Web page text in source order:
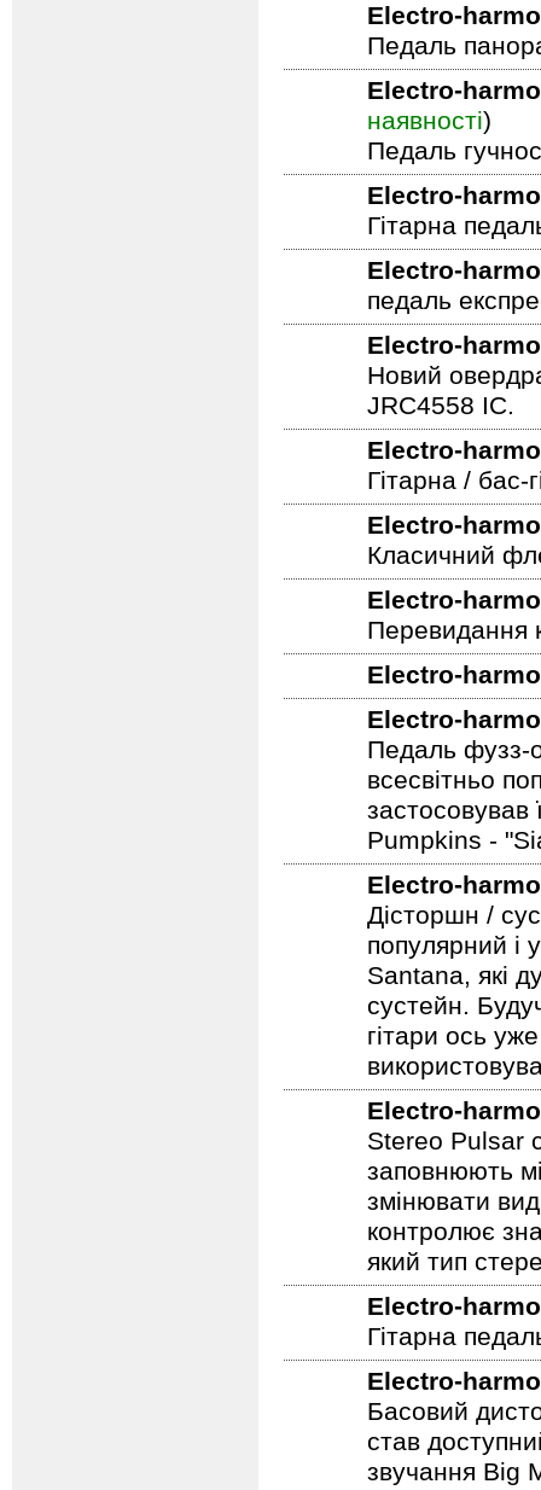
Electro-
Педаль
Electro-
наявності)
Педаль
Electro-
Гітарна
Electro-
педаль
Electro-
Новий
JRC4558 IC.
Electro-
Гітарна /
Electro-
Класичний
Electro-
Перевидання
Electro-
Electro-
Педаль фузз-
всесвітньо
застосовував
Pumpkins -
Electro-
Дісторшн /
популярний і
Santana, які
сустейн.
гітари ось
Electro-
Stereo Pulsar
заповнюють
змінювати
контролює
який тип
Electro-
Гітарна
Electro-
Басовий
став